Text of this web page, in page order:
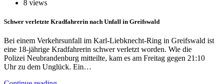
8 views
Schwer verletzte Kradfahrerin nach Unfall in Greifswald
Bei einem Verkehrsunfall im Karl-Liebknecht-Ring in Greifswald ist
eine 18-jährige Kradfahrerin schwer verletzt worden. Wie die
Polizei Neubrandenburg mitteilte, kam es am Freitag gegen 21:10
Uhr zu dem Unglück. Ein…